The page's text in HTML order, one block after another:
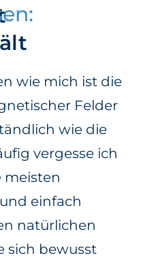
wie mich ist die
Felder
wie die
vergesse ich
meisten
einfach
natürlichen
sich bewusst